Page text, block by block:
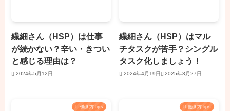
繊細さん（HSP）は仕事
が続かない？辛い・きつい
と感じる理由は？
2024年5月12日
繊細さん（HSP）はマル
チタスクが苦手？シングル
タスク化しましょう！
2024年4月19日 2025年3月27日
働き方Tips 働き方Tips